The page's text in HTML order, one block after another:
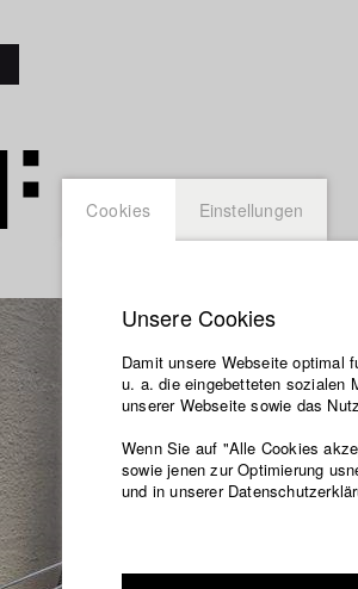
Cookies Einstellungen
Unsere Cookies
Damit unsere Webseite optimal
u. a. die eingebetteten sozialen
unserer Webseite sowie das
Wenn Sie auf "Alle Cookies
sowie jenen zur Optimierung
und in unserer